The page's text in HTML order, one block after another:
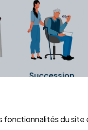
Succession
Google Business
du site